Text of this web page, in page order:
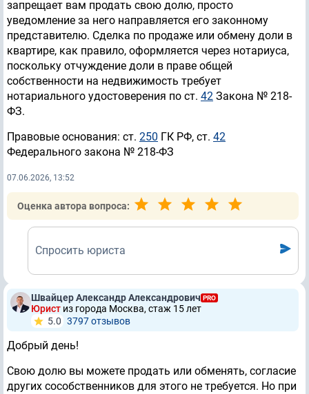
запрещает вам продать свою долю, просто
уведомление за него направляется его законному
представителю. Сделка по продаже или обмену доли в
квартире, как правило, оформляется через нотариуса,
поскольку отчуждение доли в праве общей
собственности на недвижимость требует
нотариального удостоверения по ст. 42 Закона № 218-
ФЗ.
Правовые основания: ст. 250 ГК РФ, ст. 42
Федерального закона № 218-ФЗ
07.06.2026, 13:52
Оценка автора вопроса:
Спросить юриста
Швайцер Александр Александрович PRO
Юрист из города Москва, стаж 15 лет
5.0 3797 отзывов
Добрый день!
Свою долю вы можете продать или обменять, согласие
других сособственников для этого не требуется. Но при